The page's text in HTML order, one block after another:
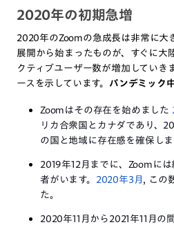
2020年の初期急増
2020年のZoomの急成長は非常に大
展開から始まったものが、すぐに大
クティブユーザー数が増加していき
ースを示しています。 パンデミック
Zoomはその存在を始めました
リカ合衆国とカナダであり、
の国と地域に存在感を確保しま
2019年12月までに、Zoomに
者がいます。 2020年3月 , この
た。
2020年11月から2021年11月の